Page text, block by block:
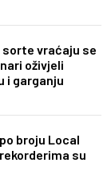
vraćaju se
oživjeli
i garganju
broju Local
su